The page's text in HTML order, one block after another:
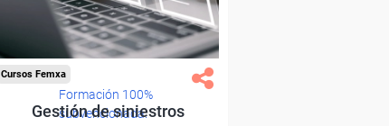
Formación 100%
subvencionada.
Cursos Femxa
Gestión de siniestros